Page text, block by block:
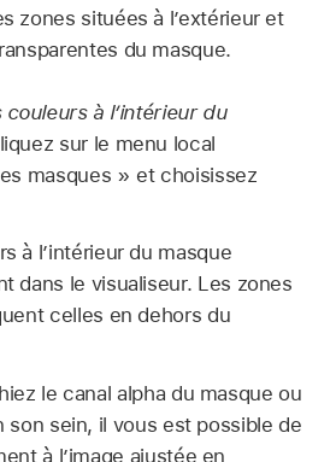
zones situées à l’extérieur et
du masque.
couleurs à l’intérieur du
sur le menu local
masques » et choisissez
à l’intérieur du masque
dans le visualiseur. Les zones
celles en dehors du
le canal alpha du masque ou
son sein, il vous est possible de
à l’image ajustée en